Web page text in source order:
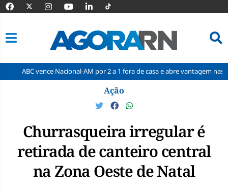
Nacional-AM por 2 a 1 fora de casa e abre vantagem nas quartas
Ação
Churrasqueira irregular é
retirada de canteiro central
na Zona Oeste de Natal